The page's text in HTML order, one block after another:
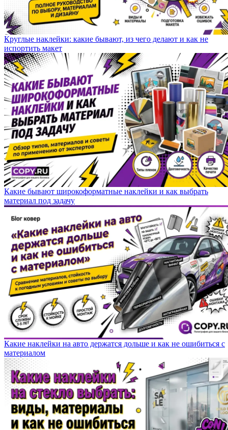
Круглые наклейки: какие бывают, из чего делают и как не
испортить макет
Какие бывают широкоформатные наклейки и как выбрать
материал под задачу
Какие наклейки на авто держатся дольше и как не ошибиться с
материалом